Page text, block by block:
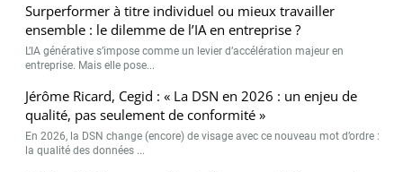
Surperformer à titre individuel ou mieux travailler
ensemble : le dilemme de l’IA en entreprise ?
L’IA générative s’impose comme un levier d’accélération majeur en
entreprise. Mais elle pose...
Jérôme Ricard, Cegid : « La DSN en 2026 : un enjeu de
qualité, pas seulement de conformité »
En 2026, la DSN change (encore) de visage avec ce nouveau mot d’ordre :
la qualité des données ...